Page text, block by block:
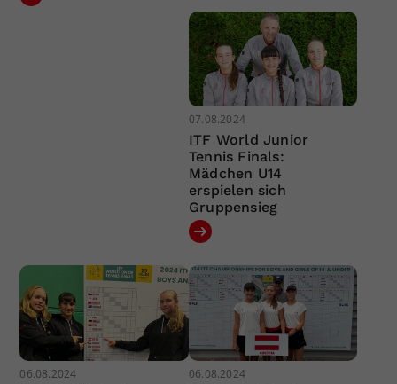
07.08.2024
ITF World Junior
Tennis Finals:
Mädchen U14
erspielen sich
Gruppensieg
06.08.2024 06.08.2024